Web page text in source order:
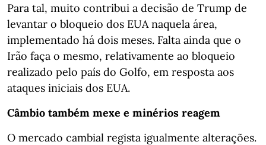
Para tal, muito contribui a decisão de Trump de
levantar o bloqueio dos EUA naquela área,
implementado há dois meses. Falta ainda que o
Irão faça o mesmo, relativamente ao bloqueio
realizado pelo país do Golfo, em resposta aos
ataques iniciais dos EUA.
Câmbio também mexe e minérios reagem
O mercado cambial regista igualmente alterações.